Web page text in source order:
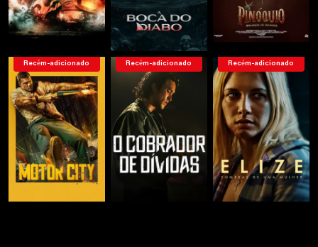
Recém-adicionado Recém-adicionado Recém-adicionado